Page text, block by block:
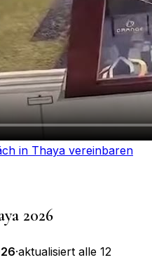
in Thaya vereinbaren
2026
·aktualisiert alle 12